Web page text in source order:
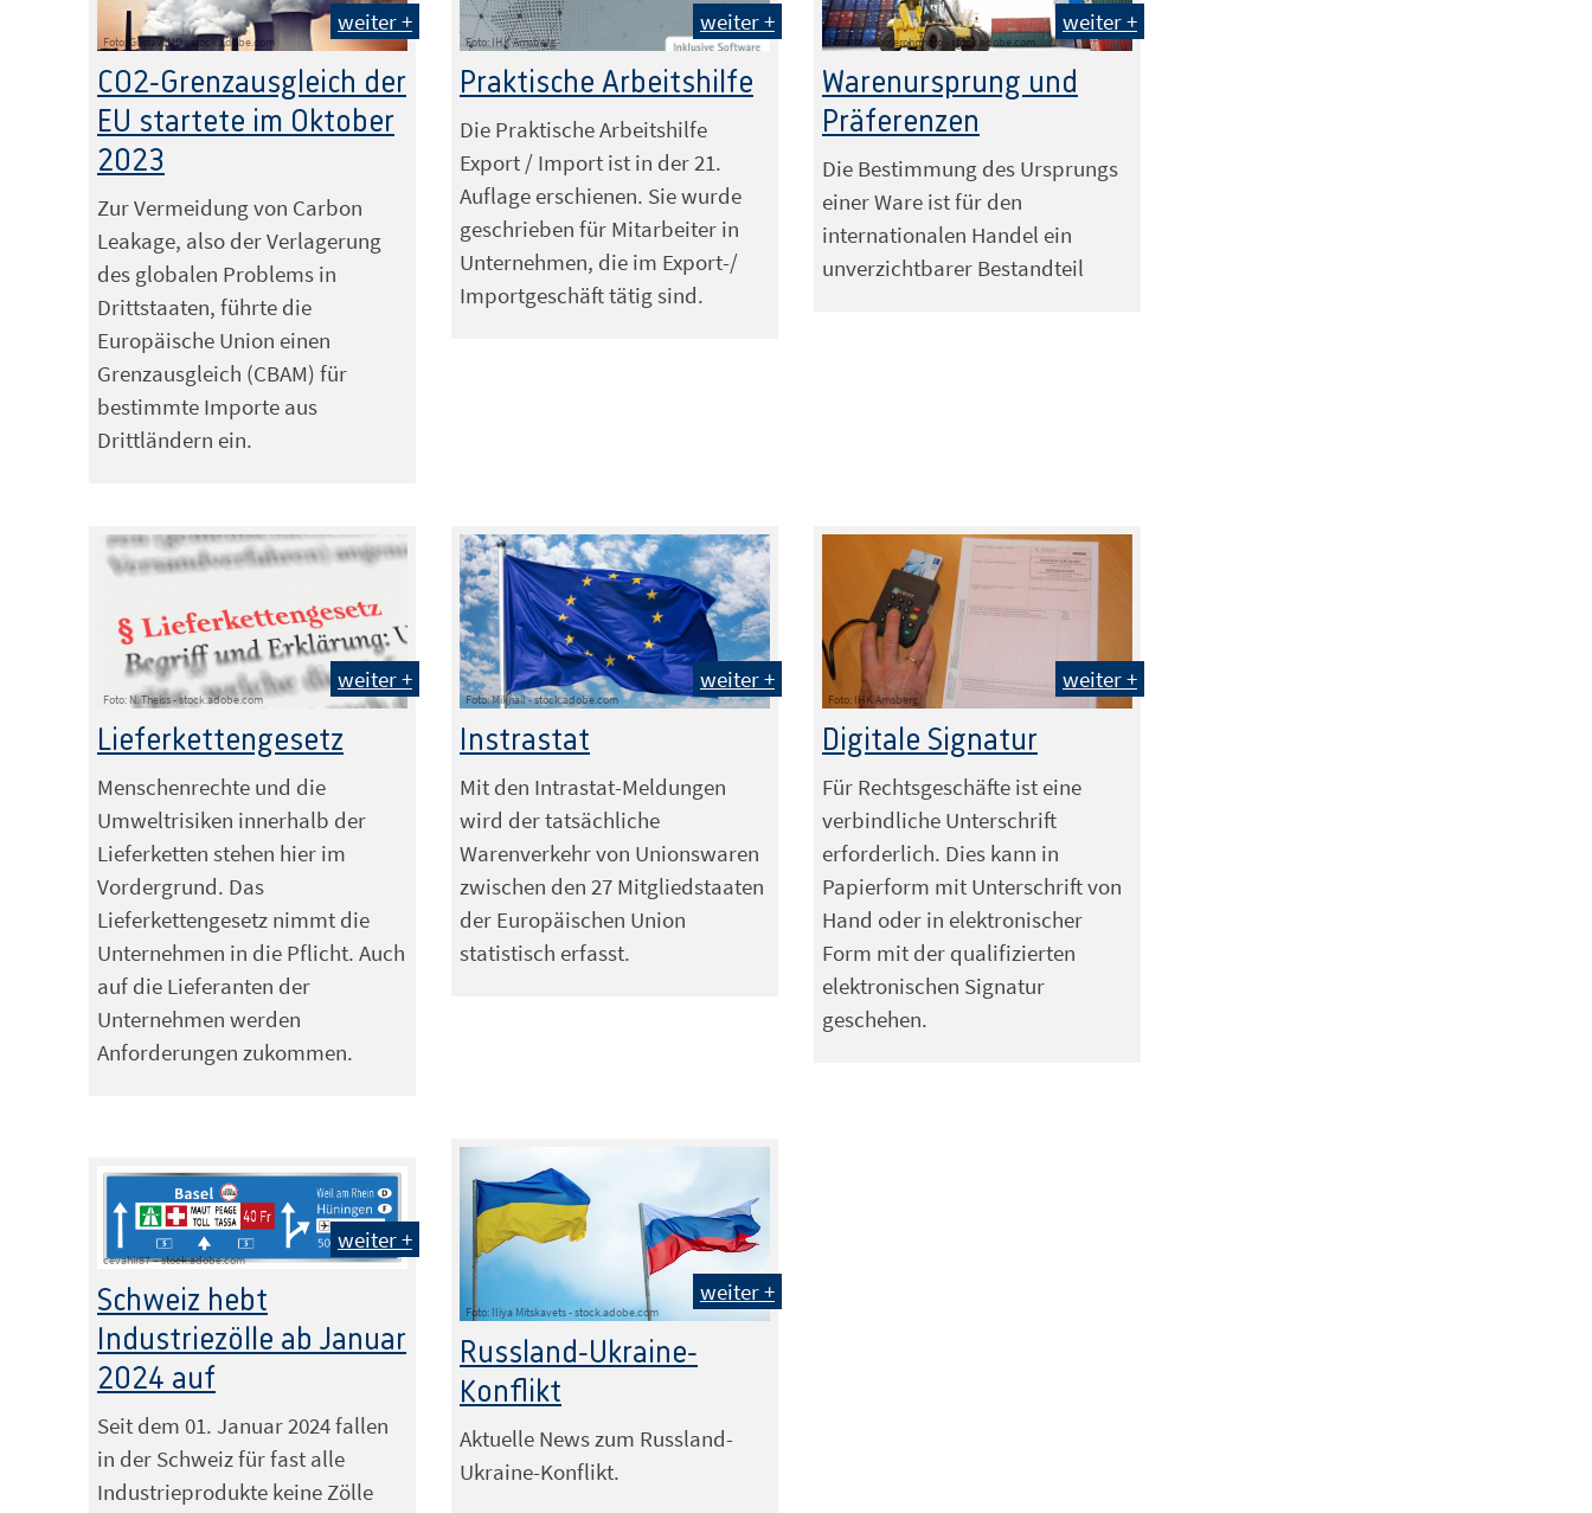
Foto: GustavsMD - stock.adobe.com
weiter +
CO2-Grenzausgleich der
EU startete im Oktober
2023
Zur Vermeidung von Carbon
Leakage, also der Verlagerung
des globalen Problems in
Drittstaaten, führte die
Europäische Union einen
Grenzausgleich (CBAM) für
bestimmte Importe aus
Drittländern ein.
Foto: IHK Arnsberg
weiter +
Praktische Arbeitshilfe
Die Praktische Arbeitshilfe
Export / Import ist in der 21.
Auflage erschienen. Sie wurde
geschrieben für Mitarbeiter in
Unternehmen, die im Export-/
Importgeschäft tätig sind.
Foto: thomaslerchphoto - stock.adobe.com
weiter +
Warenursprung und
Präferenzen
Die Bestimmung des Ursprungs
einer Ware ist für den
internationalen Handel ein
unverzichtbarer Bestandteil
Foto: N. Theiss - stock.adobe.com
weiter +
Lieferkettengesetz
Menschenrechte und die
Umweltrisiken innerhalb der
Lieferketten stehen hier im
Vordergrund. Das
Lieferkettengesetz nimmt die
Unternehmen in die Pflicht. Auch
auf die Lieferanten der
Unternehmen werden
Anforderungen zukommen.
Foto: Mikhail - stock.adobe.com
weiter +
Instrastat
Mit den Intrastat-Meldungen
wird der tatsächliche
Warenverkehr von Unionswaren
zwischen den 27 Mitgliedstaaten
der Europäischen Union
statistisch erfasst.
Foto: IHK Arnsberg
weiter +
Digitale Signatur
Für Rechtsgeschäfte ist eine
verbindliche Unterschrift
erforderlich. Dies kann in
Papierform mit Unterschrift von
Hand oder in elektronischer
Form mit der qualifizierten
elektronischen Signatur
geschehen.
cevahir87 – stock.adobe.com
weiter +
Schweiz hebt
Industriezölle ab Januar
2024 auf
Seit dem 01. Januar 2024 fallen
in der Schweiz für fast alle
Industrieprodukte keine Zölle
Foto: Iliya Mitskavets - stock.adobe.com
weiter +
Russland-Ukraine-
Konflikt
Aktuelle News zum Russland-
Ukraine-Konflikt.